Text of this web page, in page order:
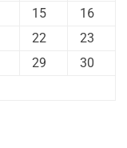
15
16
22
23
29
30